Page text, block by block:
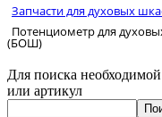
Запчасти для духовых
Потенциометр для
(БОШ)
Для поиска
или артикул